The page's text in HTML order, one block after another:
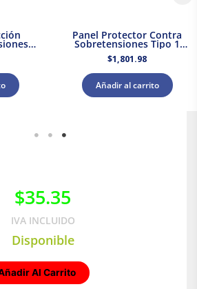
Picos
Panel Protector Contra
Sobretensiones Tipo 1
Supresor de Picos 120/240
V CA Leviton
$1,801.98
Añadir al carrito
$35.35
IVA INCLUIDO
Disponible
Al Carrito